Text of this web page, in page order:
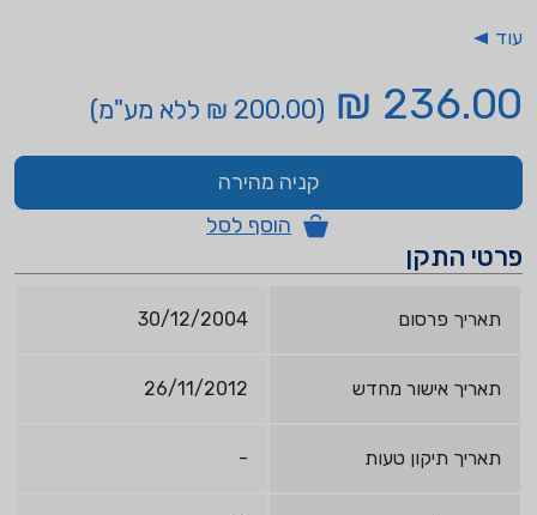
עוד
236.00 ₪ (200.00 ₪ ללא מע"מ)
קניה מהירה
הוסף לסל
פרטי התקן
תאריך פרסום 30/12/2004
תאריך אישור מחדש 26/11/2012
תאריך תיקון טעות -